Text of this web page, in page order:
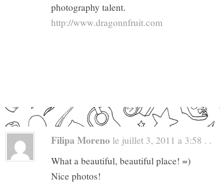
photography talent.
http://www.dragonnfruit.com
Filipa Moreno le juillet 3, 2011 a 3:58 . .
What a beautiful, beautiful place! =)
Nice photos!